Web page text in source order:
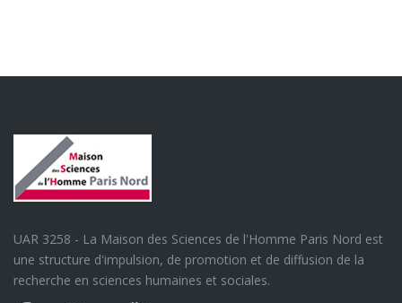
UAR 3258 - La Maison des Sciences de l'Homme Paris Nord est
une structure d'impulsion, de promotion et de diffusion de la
recherche en sciences humaines et sociales.